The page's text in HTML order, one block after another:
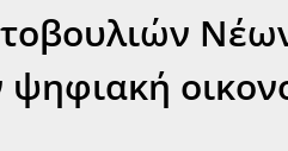
ψηφιακή